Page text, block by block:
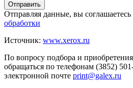
Отправить
Отправляя данные, вы соглашаетесь
обработки
Источник: www.xerox.ru
По вопросу подбора и
обращаться по телефонам (3852)
электронной почте print@galex.ru